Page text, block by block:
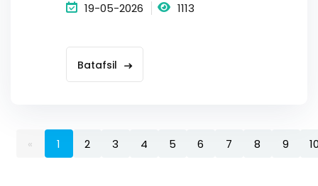
19-05-2026 1113
Batafsil
« 1 2 3 4 5 6 7 8 9